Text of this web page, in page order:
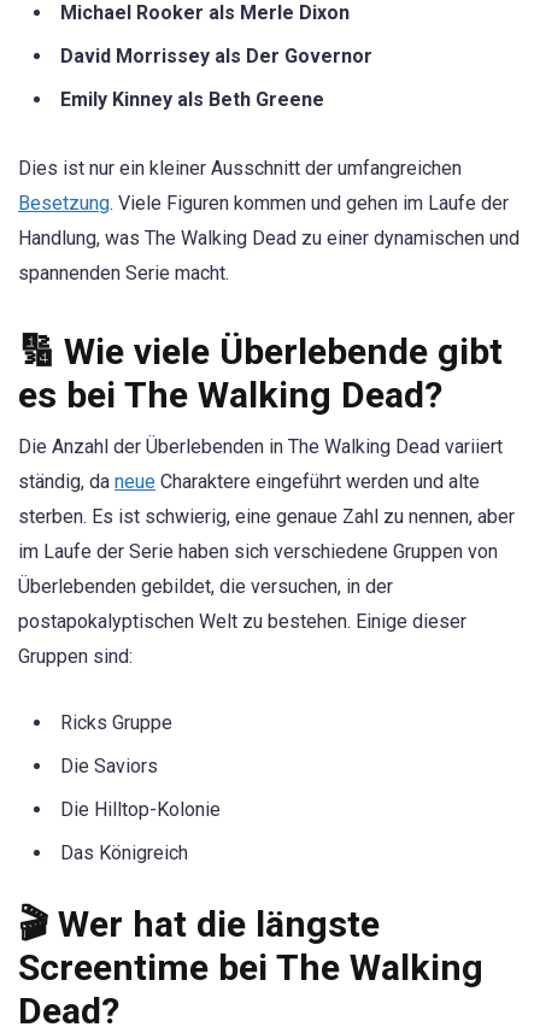
Michael Rooker als Merle Dixon
David Morrissey als Der Governor
Emily Kinney als Beth Greene
Dies ist nur ein kleiner Ausschnitt der umfangreichen
Besetzung. Viele Figuren kommen und gehen im Laufe der
Handlung, was The Walking Dead zu einer dynamischen und
spannenden Serie macht.
🔢 Wie viele Überlebende gibt
es bei The Walking Dead?
Die Anzahl der Überlebenden in The Walking Dead variiert
ständig, da neue Charaktere eingeführt werden und alte
sterben. Es ist schwierig, eine genaue Zahl zu nennen, aber
im Laufe der Serie haben sich verschiedene Gruppen von
Überlebenden gebildet, die versuchen, in der
postapokalyptischen Welt zu bestehen. Einige dieser
Gruppen sind:
Ricks Gruppe
Die Saviors
Die Hilltop-Kolonie
Das Königreich
🎬 Wer hat die längste
Screentime bei The Walking
Dead?